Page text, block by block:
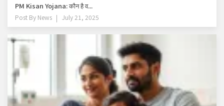
PM Kisan Yojana: कौन है व...
Post By News July 21, 2025